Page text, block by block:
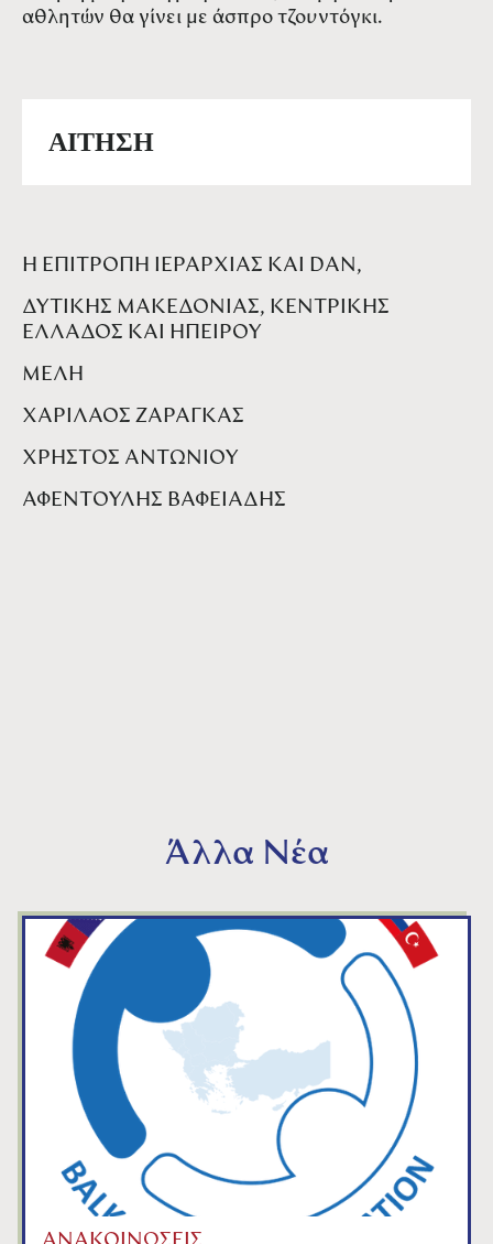
αθλητών θα γίνει με άσπρο τζουντόγκι.
ΑΙΤΗΣΗ
Η ΕΠΙΤΡΟΠΗ ΙΕΡΑΡΧΙΑΣ ΚΑΙ DAN,
ΔΥΤΙΚΗΣ ΜΑΚΕΔΟΝΙΑΣ, ΚΕΝΤΡΙΚΗΣ
ΕΛΛΑΔΟΣ ΚΑΙ ΗΠΕΙΡΟΥ
ΜΕΛΗ
ΧΑΡΙΛΑΟΣ ΖΑΡΑΓΚΑΣ
ΧΡΗΣΤΟΣ ΑΝΤΩΝΙΟΥ
ΑΦΕΝΤΟΥΛΗΣ ΒΑΦΕΙΑΔΗΣ
Άλλα Νέα